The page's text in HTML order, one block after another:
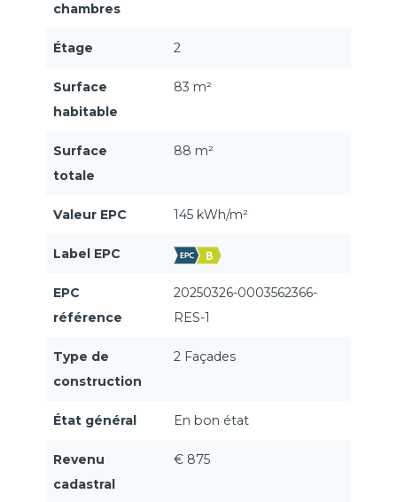
chambres
Étage 2
Surface
habitable
83 m²
Surface
totale
88 m²
Valeur EPC 145 kWh/m²
Label EPC
EPC
référence
20250326-0003562366-
RES-1
Type de
construction
2 Façades
État général En bon état
Revenu
cadastral
€ 875